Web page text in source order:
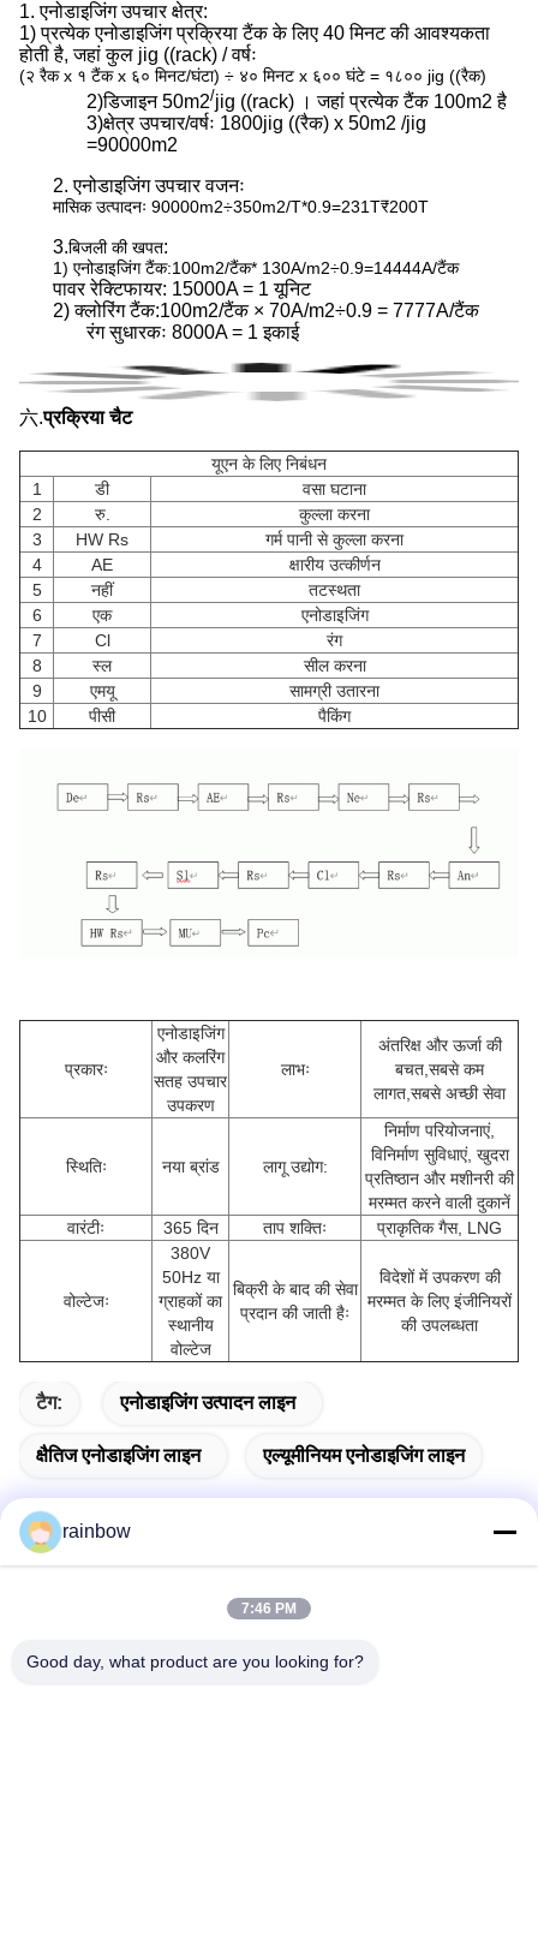
1. एनोडाइजिंग उपचार क्षेत्र:
1) प्रत्येक एनोडाइजिंग प्रक्रिया टैंक के लिए 40 मिनट की आवश्यकता
होती है, जहां कुल jig ((rack) / वर्षः
(२ रैक x १ टैंक x ६० मिनट/घंटा) ÷ ४० मिनट x ६०० घंटे = १८०० jig ((रैक)
2)डिजाइन 50m2/jig ((rack) । जहां प्रत्येक टैंक 100m2 है
3)क्षेत्र उपचार/वर्षः 1800jig ((रैक) x 50m2 /jig
=90000m2
2. एनोडाइजिंग उपचार वजनः
मासिक उत्पादनः 90000m2÷350m2/T*0.9=231T₹200T
3.बिजली की खपत:
1) एनोडाइजिंग टैंक:100m2/टैंक* 130A/m2÷0.9=14444A/टैंक
पावर रेक्टिफायर: 15000A = 1 यूनिट
2) क्लोरिंग टैंक:100m2/टैंक × 70A/m2÷0.9 = 7777A/टैंक
रंग सुधारकः 8000A = 1 इकाई
六.प्रक्रिया चैट
यूएन के लिए निबंधन
1
डी
वसा घटाना
2
रु.
कुल्ला करना
3
HW Rs
गर्म पानी से कुल्ला करना
4
AE
क्षारीय उत्कीर्णन
5
नहीं
तटस्थता
6
एक
एनोडाइजिंग
7
Cl
रंग
8
स्ल
सील करना
9
एमयू
सामग्री उतारना
10
पीसी पैकिंग
प्रकारः
एनोडाइजिंग
और कलरिंग
सतह उपचार
उपकरण
लाभः
अंतरिक्ष और ऊर्जा की
बचत,सबसे कम
लागत,सबसे अच्छी सेवा
स्थितिः नया ब्रांड लागू उद्योग:
निर्माण परियोजनाएं,
विनिर्माण सुविधाएं, खुदरा
प्रतिष्ठान और मशीनरी की
मरम्मत करने वाली दुकानें
वारंटीः
365 दिन ताप शक्तिः प्राकृतिक गैस, LNG
वोल्टेजः
380V
50Hz या
ग्राहकों का
स्थानीय
वोल्टेज
बिक्री के बाद की सेवा
प्रदान की जाती हैः
विदेशों में उपकरण की
मरम्मत के लिए इंजीनियरों
की उपलब्धता
टैग: एनोडाइजिंग उत्पादन लाइन
क्षैतिज एनोडाइजिंग लाइन एल्यूमीनियम एनोडाइजिंग लाइन
पता
rainbow
7:46 PM
Good day, what product are you looking for?